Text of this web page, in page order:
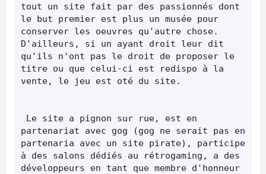
tout un site fait par des passionnés dont
le but premier est plus un musée pour
conserver les oeuvres qu'autre chose.
D'ailleurs, si un ayant droit leur dit
qu'ils n'ont pas le droit de proposer le
titre ou que celui-ci est redispo à la
vente, le jeu est oté du site.
partenariat avec gog (gog ne serait pas en
partenaria avec un site pirate), participe
à des salons dédiés au rétrogaming, a des
développeurs en tant que membre d'honneur